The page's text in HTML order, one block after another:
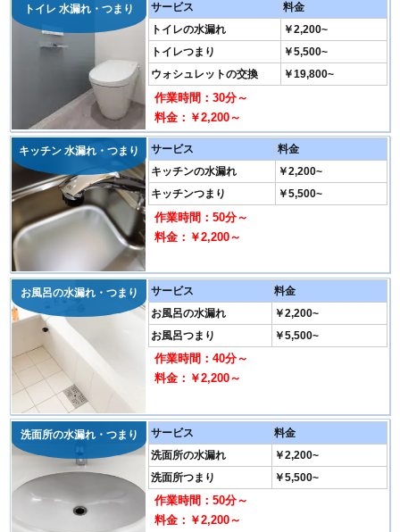
トイレ 水漏れ・つまり サービス
料金
トイレの水漏れ
￥2,200~
トイレつまり
￥5,500~
ウォシュレットの交換
￥19,800~
作業時間：30分～
料金：￥2,200～
キッチン 水漏れ・つまり サービス
料金
キッチンの水漏れ
￥2,200~
キッチンつまり
￥5,500~
作業時間：50分～
料金：￥2,200～
お風呂の水漏れ・つまり サービス
料金
お風呂の水漏れ
￥2,200~
お風呂つまり
￥5,500~
作業時間：40分～
料金：￥2,200～
洗面所の水漏れ・つまり サービス
料金
洗面所の水漏れ
￥2,200~
洗面所つまり
￥5,500~
作業時間：50分～
料金：￥2,200～